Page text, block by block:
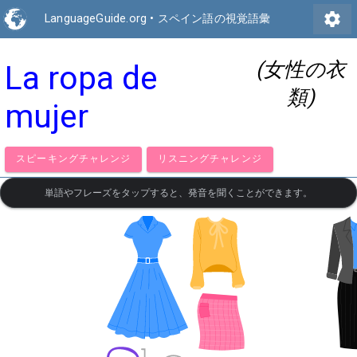
LanguageGuide.org • スペイン語の視覚語彙 settings
La ropa de
mujer
(女性の衣
類)
スピーキングチャレンジ リスニングチャレンジ
単語やフレーズをタップすると、発音を聞くことができます。